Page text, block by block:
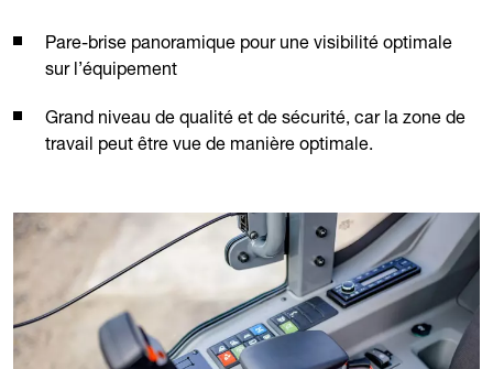
Pare-brise panoramique pour une visibilité optimale
sur l’équipement
Grand niveau de qualité et de sécurité, car la zone de
travail peut être vue de manière optimale.